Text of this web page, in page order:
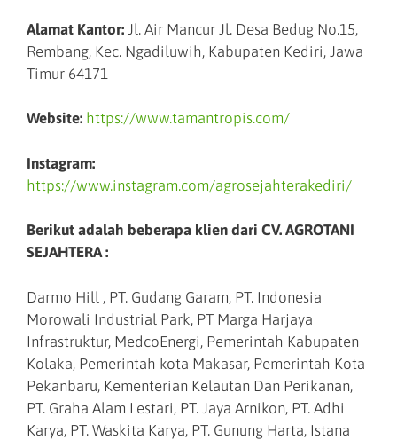
Alamat Kantor: Jl. Air Mancur Jl. Desa Bedug No.15,
Rembang, Kec. Ngadiluwih, Kabupaten Kediri, Jawa
Timur 64171
Website: https://www.tamantropis.com/
Instagram:
https://www.instagram.com/agrosejahterakediri/
Berikut adalah beberapa klien dari CV. AGROTANI
SEJAHTERA :
Darmo Hill , PT. Gudang Garam, PT. Indonesia
Morowali Industrial Park, PT Marga Harjaya
Infrastruktur, MedcoEnergi, Pemerintah Kabupaten
Kolaka, Pemerintah kota Makasar, Pemerintah Kota
Pekanbaru, Kementerian Kelautan Dan Perikanan,
PT. Graha Alam Lestari, PT. Jaya Arnikon, PT. Adhi
Karya, PT. Waskita Karya, PT. Gunung Harta, Istana